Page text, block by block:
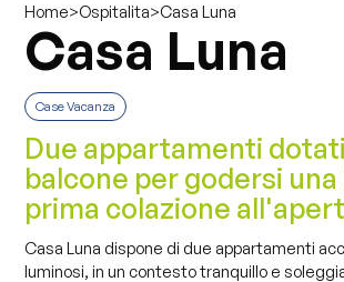
Home>Ospitalita>Casa Luna
Casa Luna
Case Vacanza
Due appartamenti
balcone per godersi una
prima colazione
Casa Luna dispone di due appartamenti
luminosi, in un contesto tranquillo e